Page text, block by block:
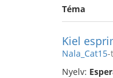
Téma
Kiel
Nala_Cat15-
Nyelv: